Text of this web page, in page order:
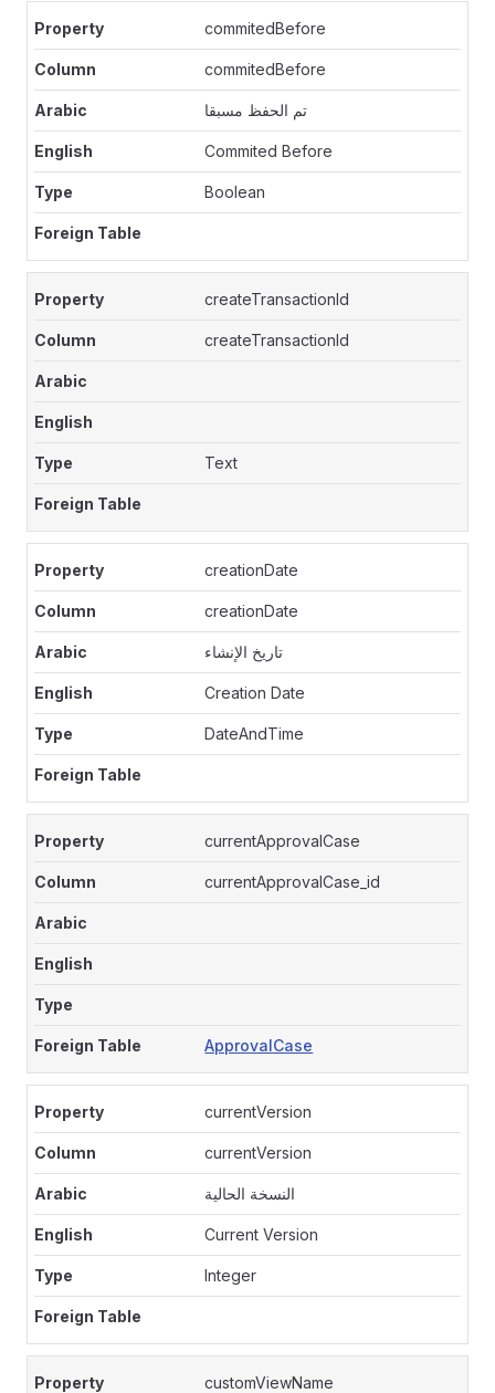
commitedBefore
commitedBefore
تم الحفظ مسبقا
Commited Before
Boolean
createTransactionId
createTransactionId
Text
creationDate
creationDate
تاريخ الإنشاء
Creation Date
DateAndTime
currentApprovalCase
currentApprovalCase_id
ApprovalCase
currentVersion
currentVersion
النسخة الحالية
Current Version
Integer
customViewName